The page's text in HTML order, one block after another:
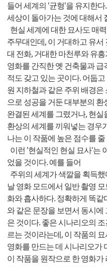
들어 세계의 '균형'을 유지한
세상이 돌아가는 것에 대해서
현실 세계에 대한 묘사도 매
주무대인데, 이 거대하고 유
대 전화, 거대한 마천루와 유
영화를 간직한 옛 건축물과 급
적도 갖고 있는 곳이다. 어둡
원 지하철과 같은 주위 배경
으로 성공을 거둔 대부분의
완결된 세계를 그렸거나, 현
환상의 세계를 끼워넣는 경우
나는 이 작품에 높은 점수를
이런 '현실적인 현실 묘사'는
었을 것이다. 예를 들어
주위의 세계가 색깔을 획득
날 영화 모드에서 일반 촬영
화와 흡사하다. 정확하게 똑같
와 같은 문장을 보면서 동시
은 것이다. 좋은 시나리오의
르는 것이라는데, 이 작품의
영화를 만드는 데 시나리오가
이 작품을 원작으로 한 영화